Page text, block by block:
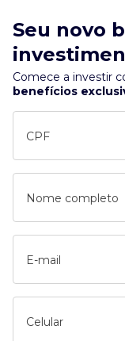
Seu novo
Comece a investir
benefícios
CPF
Nome completo
E-mail
Celular